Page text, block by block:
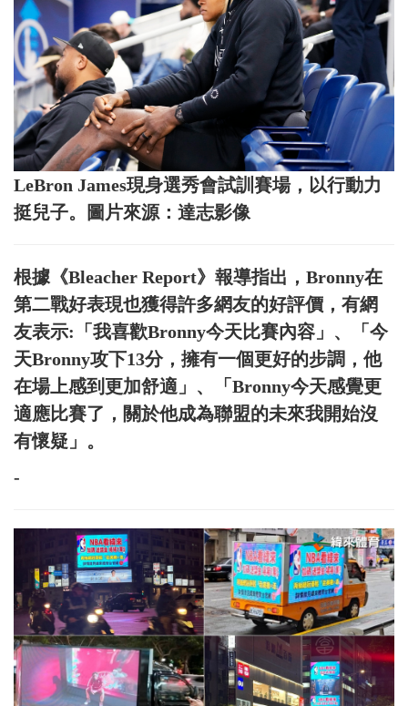
LeBron James現身選秀會試訓賽場，以行動力
挺兒子。圖片來源：達志影像
根據《Bleacher Report》報導指出，Bronny在
第二戰好表現也獲得許多網友的好評價，有網
友表示:「我喜歡Bronny今天比賽內容」、「今
天Bronny攻下13分，擁有一個更好的步調，他
在場上感到更加舒適」、「Bronny今天感覺更
適應比賽了，關於他成為聯盟的未來我開始沒
有懷疑」。
-